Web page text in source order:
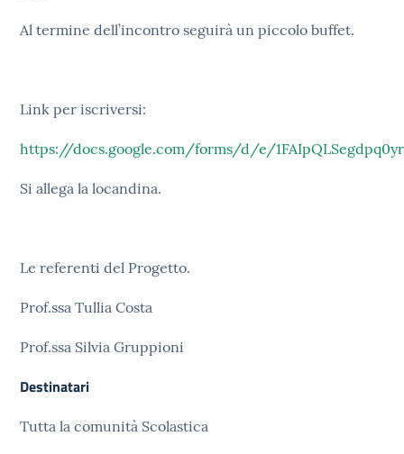
Al termine dell’incontro seguirà un piccolo buffet.
Link per iscriversi:
https://docs.google.com/forms/d/e/
Si allega la locandina.
Le referenti del Progetto.
Prof.ssa Tullia Costa
Prof.ssa Silvia Gruppioni
Destinatari
Tutta la comunità Scolastica